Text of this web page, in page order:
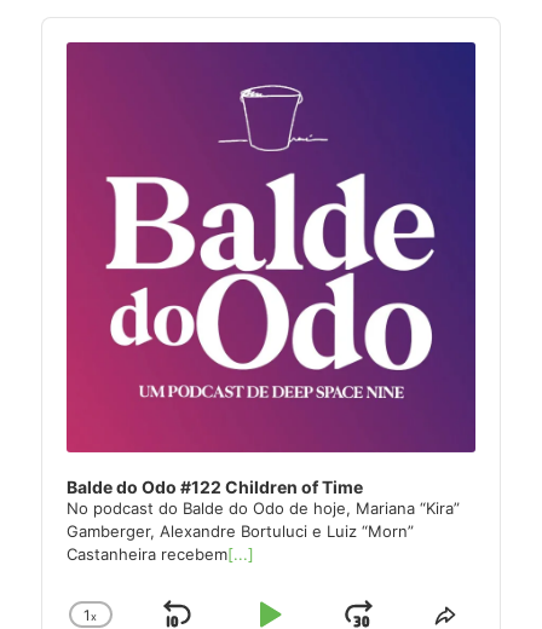
Audio
Player
Balde do Odo #122 Children of Time
No podcast do Balde do Odo de hoje, Mariana “Kira”
Gamberger, Alexandre Bortuluci e Luiz “Morn”
Castanheira recebem[...]
1x